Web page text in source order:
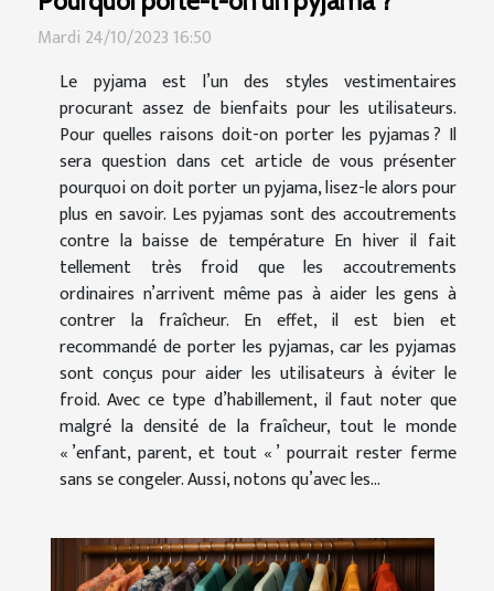
Mardi 24/10/2023 16:50
Le pyjama est l’un des styles vestimentaires
procurant assez de bienfaits pour les utilisateurs.
Pour quelles raisons doit-on porter les pyjamas ? Il
sera question dans cet article de vous présenter
pourquoi on doit porter un pyjama, lisez-le alors pour
plus en savoir. Les pyjamas sont des accoutrements
contre la baisse de température En hiver il fait
tellement très froid que les accoutrements
ordinaires n’arrivent même pas à aider les gens à
contrer la fraîcheur. En effet, il est bien et
recommandé de porter les pyjamas, car les pyjamas
sont conçus pour aider les utilisateurs à éviter le
froid. Avec ce type d’habillement, il faut noter que
malgré la densité de la fraîcheur, tout le monde
« ’enfant, parent, et tout « ’ pourrait rester ferme
sans se congeler. Aussi, notons qu’avec les...